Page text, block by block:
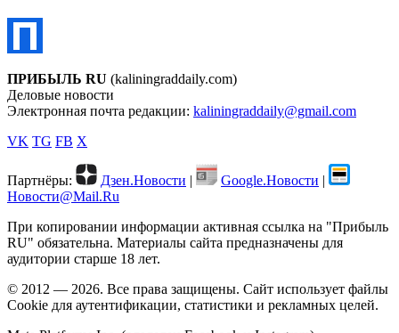
ПРИБЫЛЬ RU (kaliningraddaily.com)
Деловые новости
Электронная почта редакции: kaliningraddaily@gmail.com
VK TG FB X
Партнёры: Дзен.Новости | Google.Новости |
Новости@Mail.Ru
При копировании информации активная ссылка на "Прибыль
RU" обязательна. Материалы сайта предназначены для
аудитории старше 18 лет.
© 2012 — 2026. Все права защищены. Сайт использует файлы
Cookie для аутентификации, статистики и рекламных целей.